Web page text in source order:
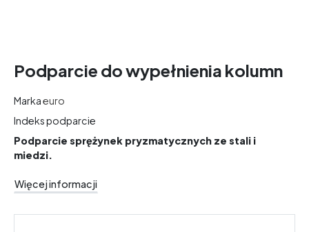
Podparcie do wypełnienia kolumn
Markaeuro
Indekspodparcie
Podparcie sprężynek pryzmatycznych ze stali i
miedzi.
Więcej informacji